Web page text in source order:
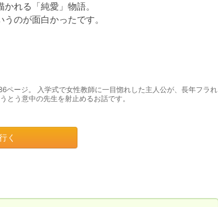
れる「純愛」物語。
のが面白かったです。
ページ。 入学式で女性教師に一目惚れした主人公が、長年フラれ
とう意中の先生を射止めるお話です。
く